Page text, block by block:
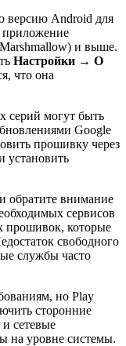
версию Android для
приложение
и выше.
Настройки → О
что она
серий могут быть
Google
прошивку через
установить
обратите внимание
сервисов
прошивок, которые
свободного
службы часто
но Play
сторонние
сетевые
на уровне системы.